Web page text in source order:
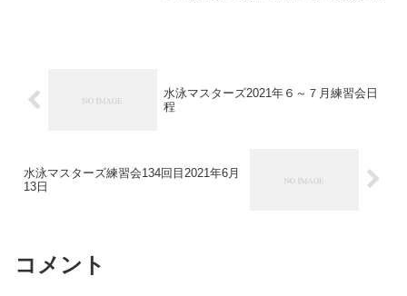
水泳マスターズ2021年６～７月練習会日
程
水泳マスターズ練習会134回目2021年6月
13日
コメント